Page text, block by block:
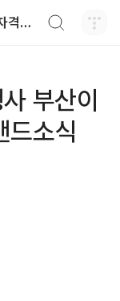
사회복지사 평생교육사 국가자격증 레포트 자료
부산이
드소식